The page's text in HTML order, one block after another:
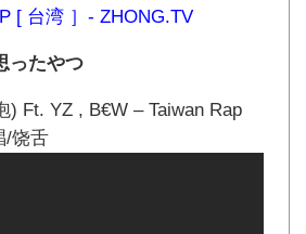
[ 台湾 ］- ZHONG.TV
ったやつ
) Ft. YZ , B€W – Taiwan Rap
/饶舌